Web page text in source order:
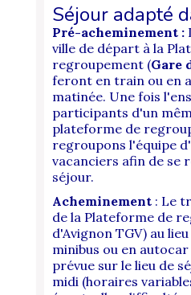
Séjour adapté
Pré-acheminement :
ville de départ à la
regroupement (Gare
feront en train ou en
matinée. Une fois
participants d'un
plateforme de
regroupons l'équipe
vacanciers afin de se
séjour.
Acheminement : Le
de la Plateforme de
d'Avignon TGV) au
minibus ou en
prévue sur le lieu de
midi (horaires